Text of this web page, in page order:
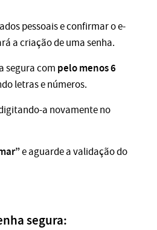
pessoais e confirmar o e-
a criação de uma senha.
segura com pelo menos 6
letras e números.
a novamente no
e aguarde a validação do
segura: